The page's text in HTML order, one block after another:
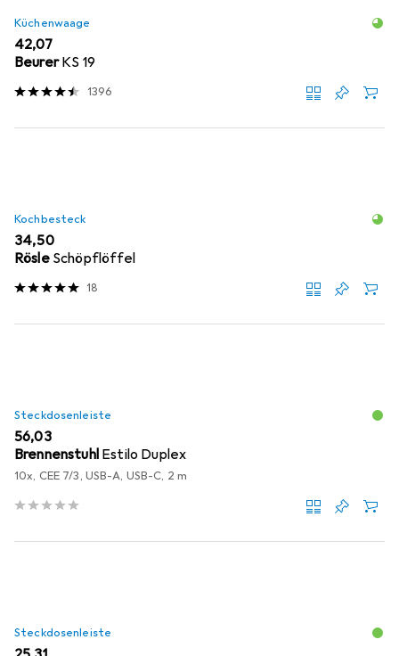
Küchenwaage
EUR
42,07
Beurer KS 19
1396
Kochbesteck
EUR
34,50
Rösle Schöpflöffel
18
Steckdosenleiste
EUR
56,03
Brennenstuhl Estilo Duplex
10x, CEE 7/3, USB-A, USB-C, 2 m
Steckdosenleiste